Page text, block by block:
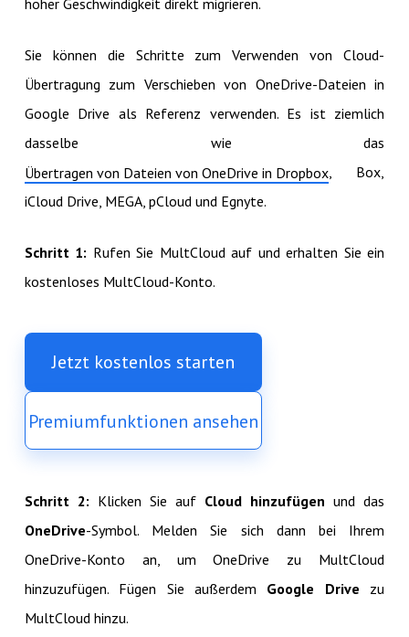
Sie können die Schritte zum Verwenden von Cloud-
Übertragung zum Verschieben von OneDrive-Dateien in
Google Drive als Referenz verwenden. Es ist ziemlich
dasselbe wie das
Übertragen von Dateien von OneDrive in Dropbox, Box,
iCloud Drive, MEGA, pCloud und Egnyte.
Schritt 1: Rufen Sie MultCloud auf und erhalten Sie ein
kostenloses MultCloud-Konto.
Jetzt kostenlos starten
Premiumfunktionen ansehen
Schritt 2: Klicken Sie auf Cloud hinzufügen und das
OneDrive-Symbol. Melden Sie sich dann bei Ihrem
OneDrive-Konto an, um OneDrive zu MultCloud
hinzuzufügen. Fügen Sie außerdem Google Drive zu
MultCloud hinzu.